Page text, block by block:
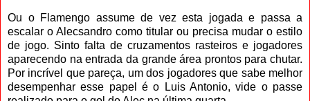
Ou o Flamengo assume de vez esta jogada e passa a
escalar o Alecsandro como titular ou precisa mudar o estilo
de jogo. Sinto falta de cruzamentos rasteiros e jogadores
aparecendo na entrada da grande área prontos para chutar.
Por incrível que pareça, um dos jogadores que sabe melhor
desempenhar esse papel é o Luis Antonio, vide o passe